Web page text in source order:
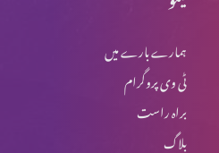
ہمارے بارے میں
ٹی وی پروگرام
براہ راست
بلاگ